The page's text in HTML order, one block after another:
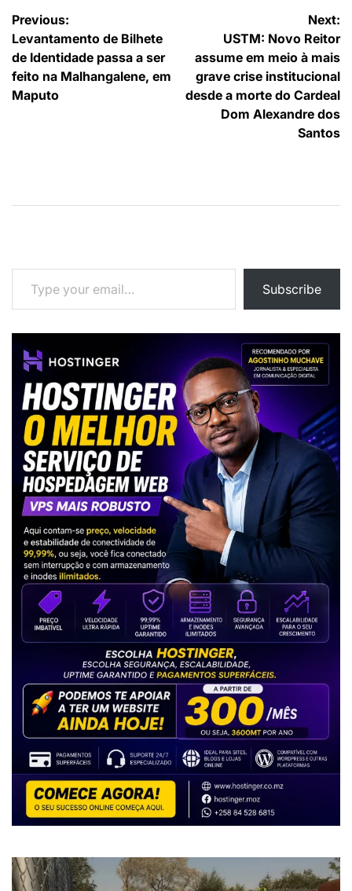
Navegação
de
artigos
Previous:
Levantamento de Bilhete
de Identidade passa a ser
feito na Malhangalene, em
Maputo
Next:
USTM: Novo Reitor
assume em meio à mais
grave crise institucional
desde a morte do Cardeal
Dom Alexandre dos
Santos
Type your email…
Subscribe